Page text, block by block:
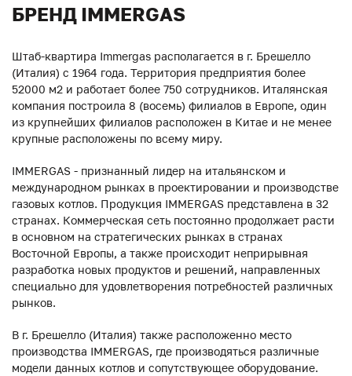
БРЕНД IMMERGAS
Штаб-квартира Immergas располагается в г. Брешелло
(Италия) с 1964 года. Территория предприятия более
52000 м2 и работает более 750 сотрудников. Италянская
компания построила 8 (восемь) филиалов в Европе, один
из крупнейших филиалов расположен в Китае и не менее
крупные расположены по всему миру.
IMMERGAS - признанный лидер на итальянском и
международном рынках в проектировании и производстве
газовых котлов. Продукция IMMERGAS представлена в 32
странах. Коммерческая сеть постоянно продолжает расти
в основном на стратегических рынках в странах
Восточной Европы, а также происходит неприрывная
разработка новых продуктов и решений, направленных
специально для удовлетворения потребностей различных
рынков.
В г. Брешелло (Италия) также расположенно место
производства IMMERGAS, где производяться различные
модели данных котлов и сопутствующее оборудование.